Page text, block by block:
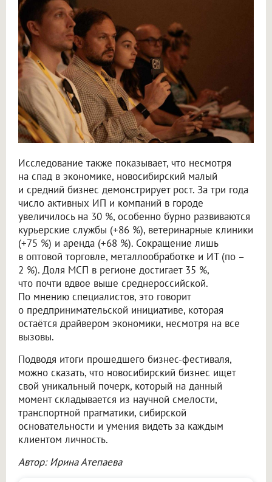
Исследование также показывает, что несмотря
на спад в экономике, новосибирский малый
и средний бизнес демонстрирует рост. За три года
число активных ИП и компаний в городе
увеличилось на 30 %, особенно бурно развиваются
курьерские службы (+86 %), ветеринарные клиники
(+75 %) и аренда (+68 %). Сокращение лишь
в оптовой торговле, металлообработке и ИТ (по –
2 %). Доля МСП в регионе достигает 35 %,
что почти вдвое выше среднероссийской.
По мнению специалистов, это говорит
о предпринимательской инициативе, которая
остаётся драйвером экономики, несмотря на все
вызовы.
Подводя итоги прошедшего бизнес-фестиваля,
можно сказать, что новосибирский бизнес ищет
свой уникальный почерк, который на данный
момент складывается из научной смелости,
транспортной прагматики, сибирской
основательности и умения видеть за каждым
клиентом личность.
Автор: Ирина Атепаева